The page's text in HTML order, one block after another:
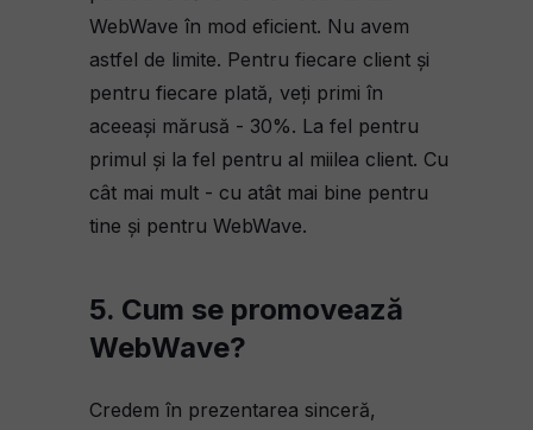
5. Cum se promovează
WebWave?
Credem în prezentarea sinceră,
WebWave în mod eficient. Nu avem
astfel de limite. Pentru fiecare client și
pentru fiecare plată, veți primi în
aceeași mărusă - 30%. La fel pentru
primul și la fel pentru al miilea client. Cu
cât mai mult - cu atât mai bine pentru
tine și pentru WebWave.